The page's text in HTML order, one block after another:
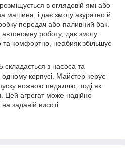
в оглядовій ямі або
машина, і дає змогу акуратно й
передач або паливний бак.
автономну роботу, дає змогу
комфортно, неабияк збільшує
складається з насоса та
одному корпусі. Майстер керує
ножною педаллю, тоді як
Цей агрегат може надійно
заданій висоті.